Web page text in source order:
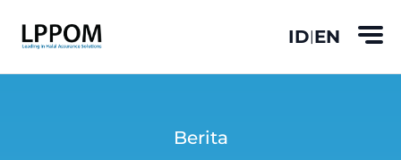
ID|EN
Berita